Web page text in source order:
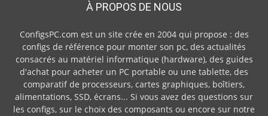
À PROPOS DE NOUS
ConfigsPC.com est un site crée en 2004 qui propose : des
configs de référence pour monter son pc, des actualités
consacrés au matériel informatique (hardware), des guides
d'achat pour acheter un PC portable ou une tablette, des
comparatif de processeurs, cartes graphiques, boîtiers,
alimentations, SSD, écrans... Si vous avez des questions sur
les configs, sur le choix des composants ou encore sur notre